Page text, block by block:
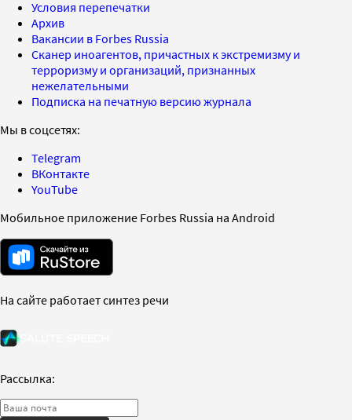
Условия перепечатки
Архив
Вакансии в Forbes Russia
Сканер иноагентов, причастных к экстремизму и
терроризму и организаций, признанных
нежелательными
Подписка на печатную версию журнала
Мы в соцсетях:
Telegram
ВКонтакте
YouTube
Мобильное приложение Forbes Russia на Android
На сайте работает синтез речи
Рассылка: